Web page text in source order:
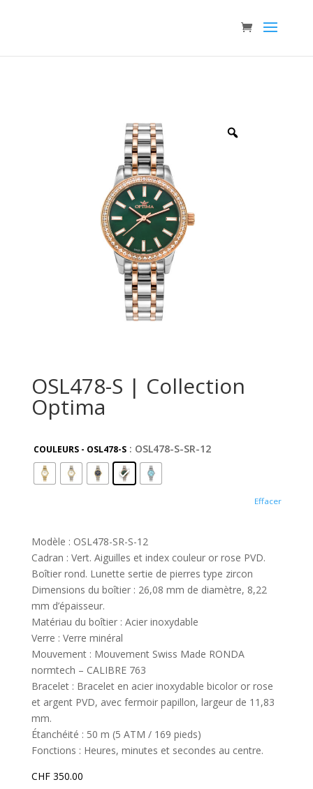
OSL478-S | Collection
Optima
COULEURS - OSL478-S : OSL478-S-SR-12
Effacer
Modèle : OSL478-SR-S-12
Cadran : Vert. Aiguilles et index couleur or rose PVD.
Boîtier rond. Lunette sertie de pierres type zircon
Dimensions du boîtier : 26,08 mm de diamètre, 8,22
mm d’épaisseur.
Matériau du boîtier : Acier inoxydable
Verre : Verre minéral
Mouvement : Mouvement Swiss Made RONDA
normtech – CALIBRE 763
Bracelet : Bracelet en acier inoxydable bicolor or rose
et argent PVD, avec fermoir papillon, largeur de 11,83
mm.
Étanchéité : 50 m (5 ATM / 169 pieds)
Fonctions : Heures, minutes et secondes au centre.
CHF350.00